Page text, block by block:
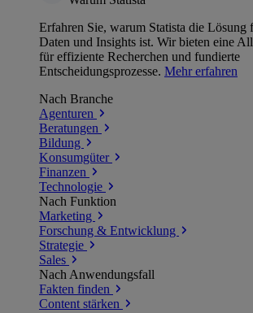
Erfahren Sie, warum Statista die Lösung
Daten und Insights ist. Wir bieten eine
für effiziente Recherchen und fundierte
Entscheidungsprozesse. Mehr erfahren
Nach Branche
Agenturen
Beratungen
Bildung
Konsumgüter
Finanzen
Technologie
Nach Funktion
Marketing
Forschung & Entwicklung
Strategie
Sales
Nach Anwendungsfall
Fakten finden
Content stärken